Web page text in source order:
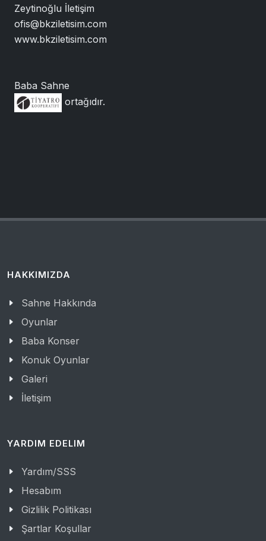
Zeytinoğlu İletişim
ofis@bkziletisim.com
www.bkziletisim.com
Baba Sahne
ortağıdır.
HAKKIMIZDA
Sahne Hakkında
Oyunlar
Baba Konser
Konuk Oyunlar
Galeri
İletişim
YARDIM EDELIM
Yardım/SSS
Hesabım
Gizlilik Politikası
Şartlar Koşullar